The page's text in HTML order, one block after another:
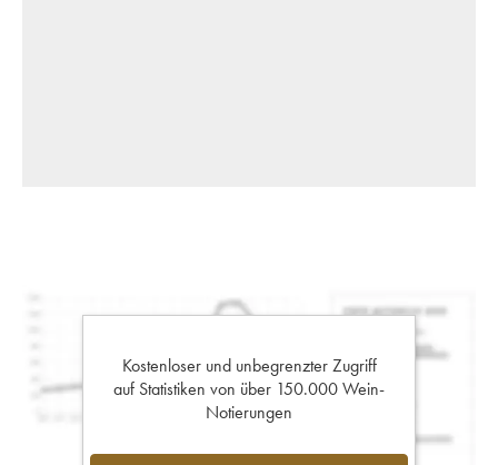
Kostenloser und unbegrenzter Zugriff
auf Statistiken von über 150.000 Wein-
Notierungen